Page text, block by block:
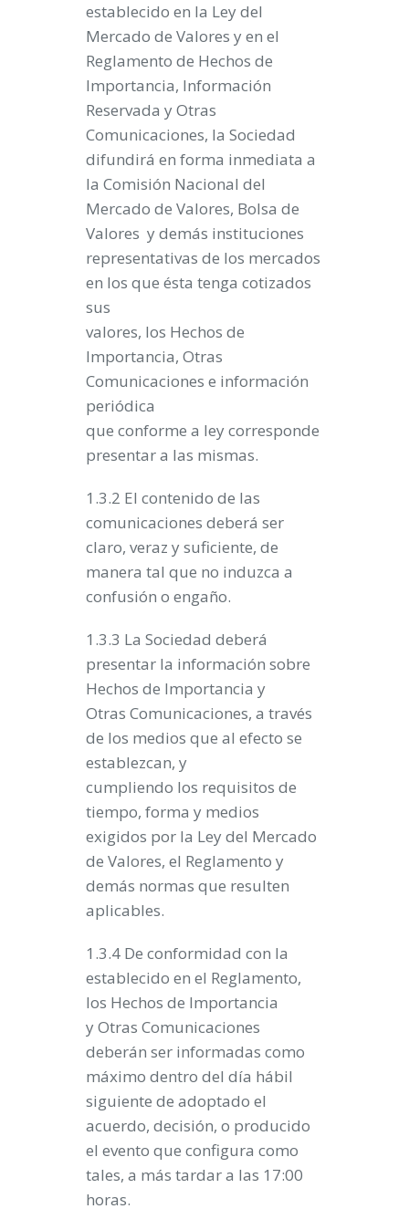
establecido en la Ley del
Mercado de Valores y en el
Reglamento de Hechos de
Importancia, Información
Reservada y Otras
Comunicaciones, la Sociedad
difundirá en forma inmediata a
la Comisión Nacional del
Mercado de Valores, Bolsa de
Valores y demás instituciones
representativas de los mercados
en los que ésta tenga cotizados
sus
valores, los Hechos de
Importancia, Otras
Comunicaciones e información
periódica
que conforme a ley corresponde
presentar a las mismas.
1.3.2 El contenido de las
comunicaciones deberá ser
claro, veraz y suficiente, de
manera tal que no induzca a
confusión o engaño.
1.3.3 La Sociedad deberá
presentar la información sobre
Hechos de Importancia y
Otras Comunicaciones, a través
de los medios que al efecto se
establezcan, y
cumpliendo los requisitos de
tiempo, forma y medios
exigidos por la Ley del Mercado
de Valores, el Reglamento y
demás normas que resulten
aplicables.
1.3.4 De conformidad con la
establecido en el Reglamento,
los Hechos de Importancia
y Otras Comunicaciones
deberán ser informadas como
máximo dentro del día hábil
siguiente de adoptado el
acuerdo, decisión, o producido
el evento que configura como
tales, a más tardar a las 17:00
horas.